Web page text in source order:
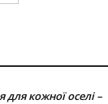
для кожної оселі –